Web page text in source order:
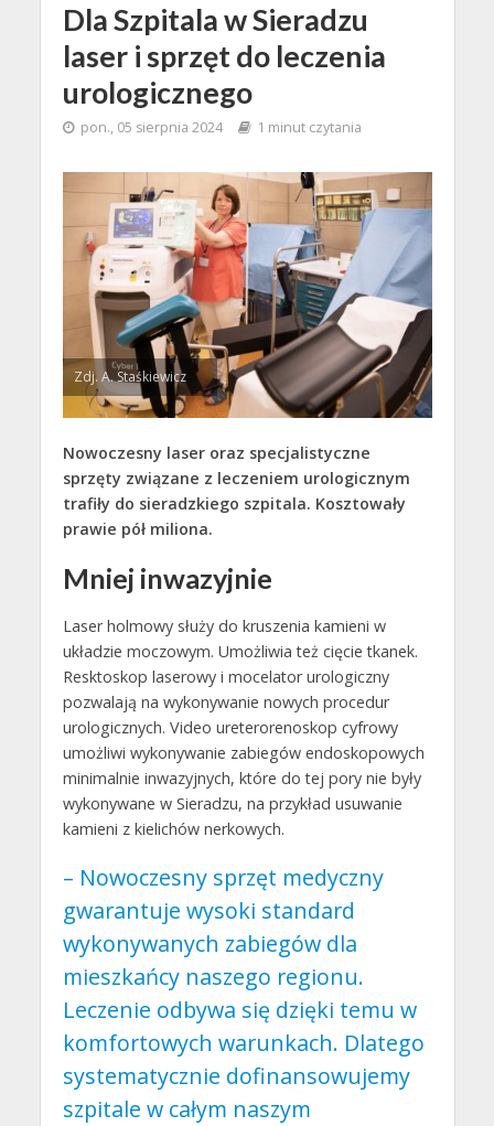
Dla Szpitala w Sieradzu
laser i sprzęt do leczenia
urologicznego
pon., 05 sierpnia 2024 1 minut czytania
Zdj. A. Staśkiewicz
Nowoczesny laser oraz specjalistyczne
sprzęty związane z leczeniem urologicznym
trafiły do sieradzkiego szpitala. Kosztowały
prawie pół miliona.
Mniej inwazyjnie
Laser holmowy służy do kruszenia kamieni w
układzie moczowym. Umożliwia też cięcie tkanek.
Resktoskop laserowy i mocelator urologiczny
pozwalają na wykonywanie nowych procedur
urologicznych. Video ureterorenoskop cyfrowy
umożliwi wykonywanie zabiegów endoskopowych
minimalnie inwazyjnych, które do tej pory nie były
wykonywane w Sieradzu, na przykład usuwanie
kamieni z kielichów nerkowych.
– Nowoczesny sprzęt medyczny
gwarantuje wysoki standard
wykonywanych zabiegów dla
mieszkańcy naszego regionu.
Leczenie odbywa się dzięki temu w
komfortowych warunkach. Dlatego
systematycznie dofinansowujemy
szpitale w całym naszym